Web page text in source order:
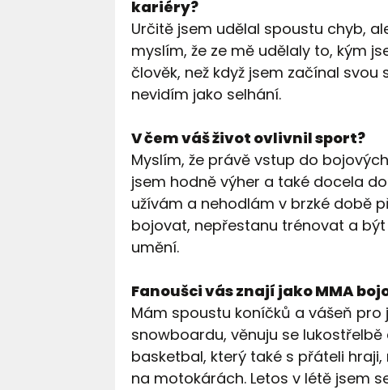
kariéry?
Určitě jsem udělal spoustu chyb,
myslím, že ze mě udělaly to, kým
člověk, než když jsem začínal
nevidím jako selhání.
V čem váš život ovlivnil sport?
Myslím, že právě vstup do
jsem hodně výher a také docela
užívám a nehodlám v brzké době
bojovat, nepřestanu trénovat a
umění.
Fanoušci vás znají jako MMA
Mám spoustu koníčků a vášeň pro
snowboardu, věnuju se
basketbal, který také s přáteli
na motokárách. Letos v létě jsem